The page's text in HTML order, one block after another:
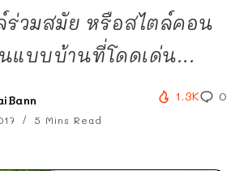
วมสมัย หรือสไตล์คอน
แบบบ้านที่โดดเด่น...
5 Mins Read
1.3K 0